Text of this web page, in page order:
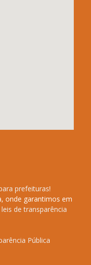
prefeituras!
onde garantimos em
leis de transparência
Pública